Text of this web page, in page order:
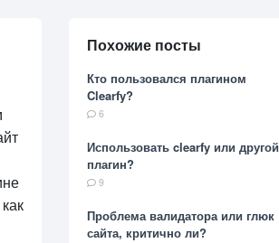
Похожие посты
Кто пользовался плагином
Clearfy?
6
Использовать clearfy или другой
плагин?
9
Проблема валидатора или глюк
сайта, критично ли?